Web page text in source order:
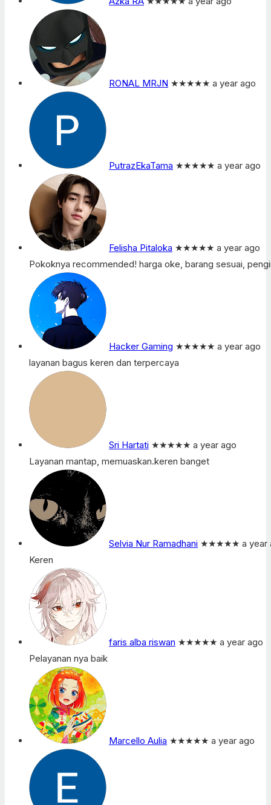
RONAL MRJN ★★★★★ a year ago
PutrazEkaTama ★★★★★ a year ago
Felisha Pitaloka ★★★★★ a year ago
Pokoknya recommended! harga oke, barang sesuai,
Hacker Gaming ★★★★★ a year ago
layanan bagus keren dan terpercaya
Sri Hartati ★★★★★ a year ago
Layanan mantap, memuaskan.keren banget
Selvia Nur Ramadhani ★★★★★ a year
Keren
faris alba riswan ★★★★★ a year ago
Pelayanan nya baik
Marcello Aulia ★★★★★ a year ago